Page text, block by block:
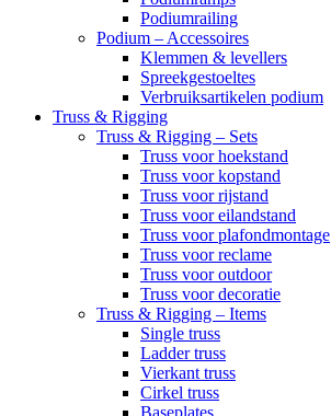
Podiumrailing
Podium – Accessoires
Klemmen & levellers
Spreekgestoeltes
Verbruiksartikelen podium
Truss & Rigging
Truss & Rigging – Sets
Truss voor hoekstand
Truss voor kopstand
Truss voor rijstand
Truss voor eilandstand
Truss voor plafondmontage
Truss voor reclame
Truss voor outdoor
Truss voor decoratie
Truss & Rigging – Items
Single truss
Ladder truss
Vierkant truss
Cirkel truss
Baseplates